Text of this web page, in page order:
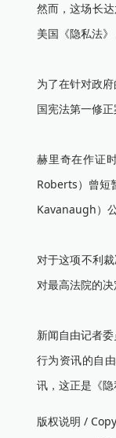
然而，这场长
美国《隐私法
为了在针对政
国宪法第一修
赫里奇在作证
Roberts）曾短
Kavanaugh）
对于这项不利
对最高法院的
新闻自由记者
行为资讯的自
讯，这正是《
版权说明 /